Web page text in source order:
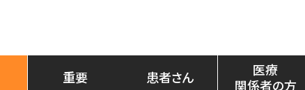
重要 患者さん
医療
関係者の方